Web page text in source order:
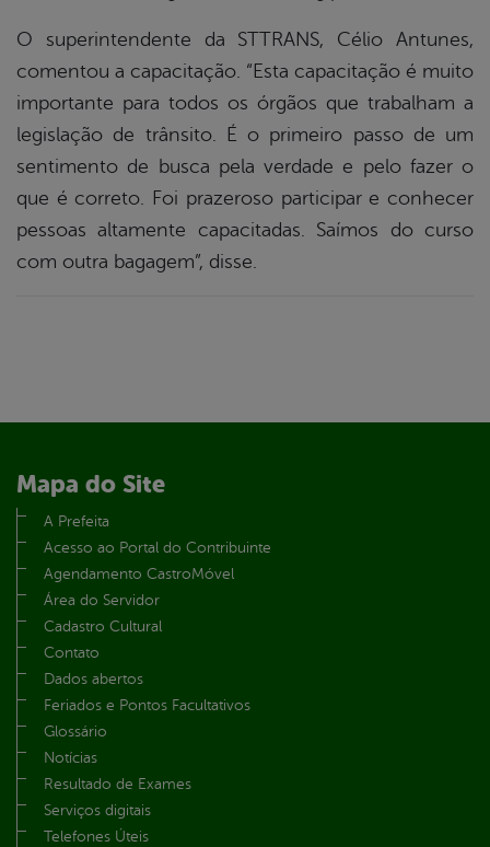
O superintendente da STTRANS, Célio Antunes,
comentou a capacitação. “Esta capacitação é muito
importante para todos os órgãos que trabalham a
legislação de trânsito. É o primeiro passo de um
sentimento de busca pela verdade e pelo fazer o
que é correto. Foi prazeroso participar e conhecer
pessoas altamente capacitadas. Saímos do curso
com outra bagagem”, disse.
Mapa do Site
A Prefeita
Acesso ao Portal do Contribuinte
Agendamento CastroMóvel
Área do Servidor
Cadastro Cultural
Contato
Dados abertos
Feriados e Pontos Facultativos
Glossário
Notícias
Resultado de Exames
Serviços digitais
Telefones Úteis